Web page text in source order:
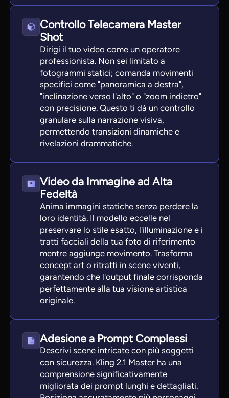
Controllo Telecamera Master
Shot
Dirigi il tuo video come un operatore
professionista. Non sei limitato a
fotogrammi statici; comanda movimenti
specifici come "panoramica a destra",
"inclinazione verso l'alto" o "zoom indietro"
con precisione. Questo ti dà un controllo
granulare sulla narrazione visiva,
permettendo transizioni dinamiche e
rivelazioni drammatiche.
Video da Immagine ad Alta
Fedeltà
Anima immagini statiche senza perdere la
loro identità. Il modello eccelle nel
preservare lo stile esatto, l'illuminazione e i
tratti facciali della tua foto di riferimento
mentre aggiunge movimento. Trasforma
concept art o ritratti in scene viventi,
garantendo che l'output finale corrisponda
perfettamente alla tua visione artistica
originale.
Adesione a Prompt Complessi
Descrivi scene intricate con più soggetti
con sicurezza. Kling 2.1 Master ha una
comprensione significativamente
migliorata dei prompt lunghi e dettagliati.